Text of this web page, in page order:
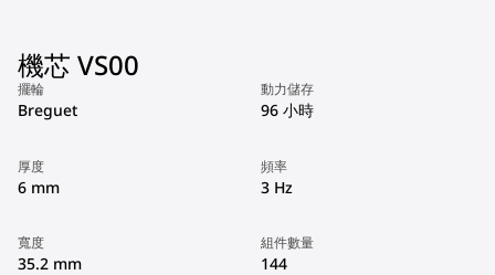
機芯 VS00
擺輪
Breguet
動力儲存
96 小時
厚度
6 mm
頻率
3 Hz
寬度
35.2 mm
組件數量
144